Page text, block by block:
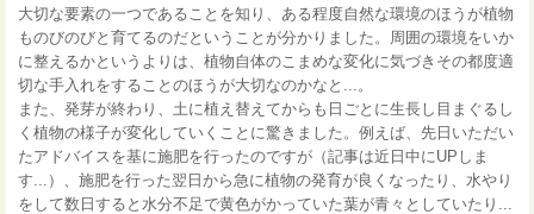
大切な要素の一つであることを知り、ある程度自然な環境のほうが植物
ものびのびと育てるのだということが分かりました。周囲の環境をいか
に整えるかというよりは、植物自体のこまめな変化に気づきその都度適
切な手入れをすることのほうが大切なのかなと...。
また、発芽が終わり、土に植え替えてからも日ごとに生長し目まぐるし
く植物の様子が変化していくことに驚きました。例えば、先日いただい
たアドバイスを基に施肥を行ったのですが（記事は近日中にUPしま
す...）、施肥を行った翌日から急に植物の発育が良くなったり、水やり
をして数日すると水分不足で黄色がかっていた葉が青々としていたり...